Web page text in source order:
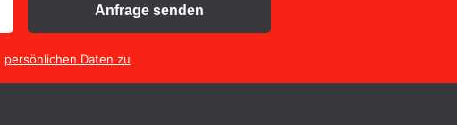
persönlichen Daten zu
Anfrage senden